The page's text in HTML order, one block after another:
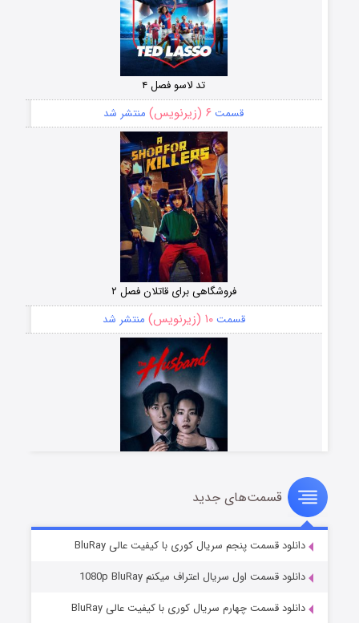
تد لاسو فصل ۴
قسمت ۶ (زیرنویس) منتشر شد
فروشگاهی برای قاتلان فصل ۲
قسمت۱۰ (زیرنویس) منتشر شد
قسمت۸ (زیرنویس) منتشر شد
قسمت‌های جدید
دانلود قسمت پنجم سریال کوری با کیفیت عالی BluRay
دانلود قسمت اول سریال اعتراف میکنم 1080p BluRay
دانلود قسمت چهارم سریال کوری با کیفیت عالی BluRay